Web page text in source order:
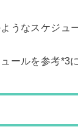
うなスケジュ
ールを参考*3